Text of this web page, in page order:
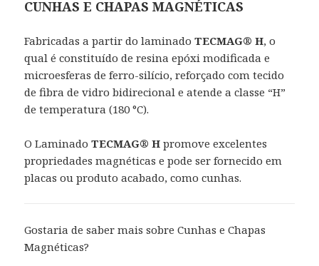
CUNHAS E CHAPAS MAGNÉTICAS
Fabricadas a partir do laminadoTECMAG® H, o
qual é constituído de resina epóxi modificada e
microesferas de ferro-silício, reforçado com tecido
de fibra de vidro bidirecional e atende a classe “H”
de temperatura (180 °C).
O LaminadoTECMAG® H promove excelentes
propriedades magnéticas e pode ser fornecido em
placas ou produto acabado, como cunhas.
Gostaria de saber mais sobre Cunhas e Chapas
Magnéticas?